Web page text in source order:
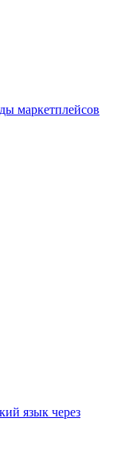
маркетплейсов
язык через